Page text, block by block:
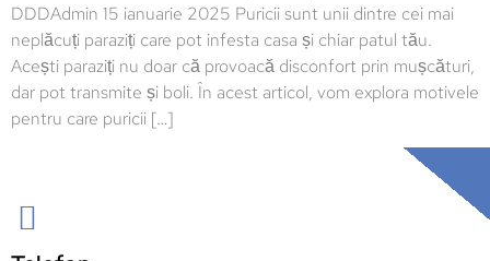
DDDAdmin 15 ianuarie 2025 Puricii sunt unii dintre cei mai
neplăcuți paraziți care pot infesta casa și chiar patul tău.
Acești paraziți nu doar că provoacă disconfort prin mușcături,
dar pot transmite și boli. În acest articol, vom explora motivele
pentru care puricii […]